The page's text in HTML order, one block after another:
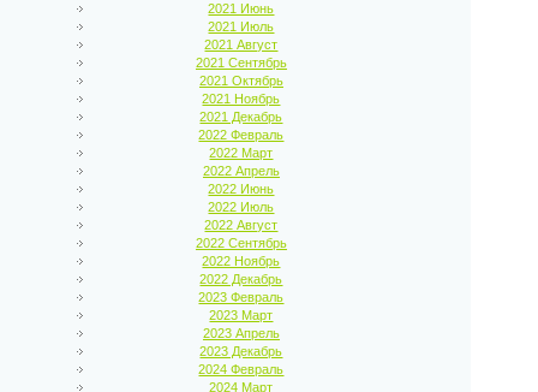
2021 Июнь
2021 Июль
2021 Август
2021 Сентябрь
2021 Октябрь
2021 Ноябрь
2021 Декабрь
2022 Февраль
2022 Март
2022 Апрель
2022 Июнь
2022 Июль
2022 Август
2022 Сентябрь
2022 Ноябрь
2022 Декабрь
2023 Февраль
2023 Март
2023 Апрель
2023 Декабрь
2024 Февраль
2024 Март